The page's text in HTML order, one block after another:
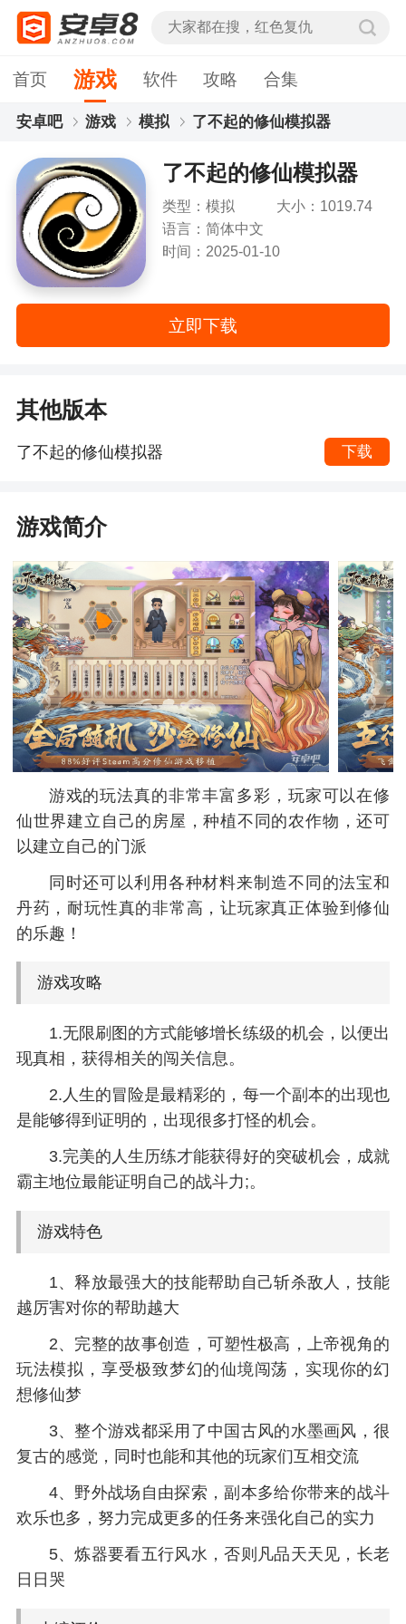
首页 游戏 软件 攻略 合集
安卓吧 游戏 模拟 了不起的修仙模拟器
了不起的修仙模拟器
类型：模拟
大小：1019.74
语言：简体中文
时间：2025-01-10
立即下载
其他版本
了不起的修仙模拟器 下载
游戏简介
游戏的玩法真的非常丰富多彩，玩家可以在修
仙世界建立自己的房屋，种植不同的农作物，还可
以建立自己的门派
同时还可以利用各种材料来制造不同的法宝和
丹药，耐玩性真的非常高，让玩家真正体验到修仙
的乐趣！
游戏攻略
1.无限刷图的方式能够增长练级的机会，以便出
现真相，获得相关的闯关信息。
2.人生的冒险是最精彩的，每一个副本的出现也
是能够得到证明的，出现很多打怪的机会。
3.完美的人生历练才能获得好的突破机会，成就
霸主地位最能证明自己的战斗力;。
游戏特色
1、释放最强大的技能帮助自己斩杀敌人，技能
越厉害对你的帮助越大
2、完整的故事创造，可塑性极高，上帝视角的
玩法模拟，享受极致梦幻的仙境闯荡，实现你的幻
想修仙梦
3、整个游戏都采用了中国古风的水墨画风，很
复古的感觉，同时也能和其他的玩家们互相交流
4、野外战场自由探索，副本多给你带来的战斗
欢乐也多，努力完成更多的任务来强化自己的实力
5、炼器要看五行风水，否则凡品天天见，长老
日日哭